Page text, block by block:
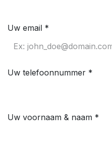
Uw email
Uw telefoonnummer
Uw voornaam & naam